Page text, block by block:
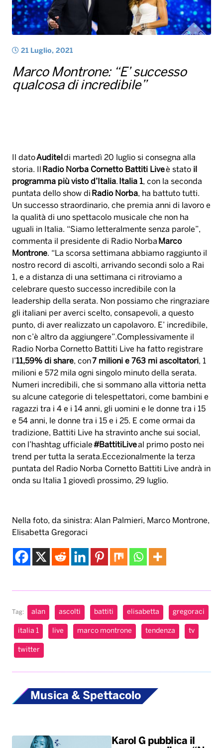
21 Luglio, 2021
Marco Montrone: “E’ successo
qualcosa di incredibile”
Il datoAuditel di martedì 20 luglio si consegna alla
storia. Il
Radio Norba Cornetto Battiti Liveè stato il
programma più visto d’Italia. Italia 1, con la seconda
puntata dello show di Radio Norba, ha battuto tutti.
Un successo straordinario, che premia anni di lavoro e
la qualità di uno spettacolo musicale che non ha
uguali in Italia. “Siamo letteralmente senza parole”,
commenta il presidente di Radio Norba Marco
Montrone. “La scorsa settimana abbiamo raggiunto il
nostro record di ascolti, arrivando secondi solo a Rai
1, e a distanza di una settimana ci ritroviamo a
celebrare questo successo incredibile con la
leadership della serata. Non possiamo che ringraziare
gli italiani per averci scelto, consapevoli, a questo
punto, di aver realizzato un capolavoro. E’ incredibile,
non c’è altro da aggiungere”.Complessivamente il
Radio Norba Cornetto Battiti Live ha fatto registrare
l’11,59% di share, con 7 milioni e 763 mi ascoltatori, 1
milioni e 572 mila ogni singolo minuto della serata.
Numeri incredibili, che si sommano alla vittoria netta
su alcune categorie di telespettatori, come bambini e
ragazzi tra i 4 e i 14 anni, gli uomini e le donne tra i 15
e 54 anni, le donne tra i 15 e i 25. E come ormai da
tradizione, Battiti Live ha stravinto anche sui social,
con l’hashtag ufficiale #BattitiLiveal primo posto nei
trend per tutta la serata.Eccezionalmente la terza
puntata del Radio Norba Cornetto Battiti Live andrà in
onda su Italia 1 giovedì prossimo, 29 luglio.
Nella foto, da sinistra: Alan Palmieri, Marco Montrone,
Elisabetta Gregoraci
Tag: alan ascolti battiti elisabetta gregoraci
italia 1 live marco montrone tendenza tv
twitter
Musica & Spettacolo
Karol G pubblica il